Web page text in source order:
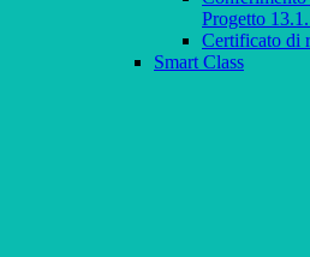
Progetto
Certificato di
Smart Class